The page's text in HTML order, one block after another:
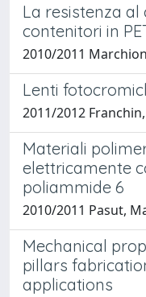
La resistenza al
contenitori in
2010/2011
Lenti
2011/2012
Materiali
elettricamente
poliammide 6
2010/2011 Pasut,
Mechanical
pillars
applications